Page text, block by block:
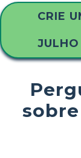
CRIE
JULHO